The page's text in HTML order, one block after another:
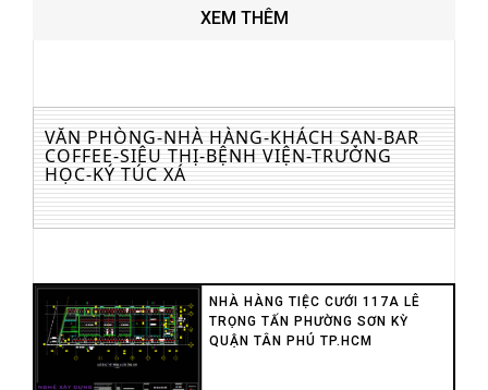
XEM THÊM
VĂN PHÒNG-NHÀ HÀNG-KHÁCH SẠN-BAR
COFFEE-SIÊU THỊ-BỆNH VIỆN-TRƯỜNG
HỌC-KÝ TÚC XÁ
NHÀ HÀNG TIỆC CƯỚI 117A LÊ
TRỌNG TẤN PHƯỜNG SƠN KỲ
QUẬN TÂN PHÚ TP.HCM